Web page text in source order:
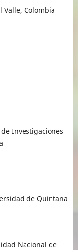
Valle, Colombia
Investigaciones
de Quintana
Nacional de